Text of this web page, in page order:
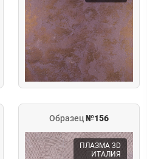
Образец№156
ПЛАЗМА 3D
ИТАЛИЯ